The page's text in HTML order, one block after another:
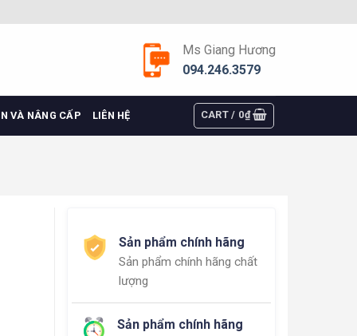
Ms Giang Hương
094.246.3579
VÀ NÂNG CẤP LIÊN HỆ CART / 0₫
Sản phẩm chính hãng
Sản phẩm chính hãng chất
lượng
Sản phẩm chính hãng